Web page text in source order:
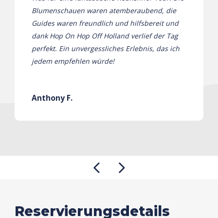
Blumenschauen waren atemberaubend, die
Guides waren freundlich und hilfsbereit und
dank Hop On Hop Off Holland verlief der Tag
perfekt. Ein unvergessliches Erlebnis, das ich
jedem empfehlen würde!
Anthony F.
Reservierungsdetails